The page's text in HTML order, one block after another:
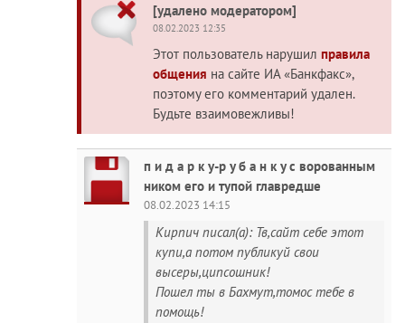
[удалено модератором]
08.02.2023 12:35
Этот пользователь нарушил правила
общения на сайте ИА «Банкфакс»,
поэтому его комментарий удален.
Будьте взаимовежливы!
п и д а р к у-р у б а н к у с ворованным
ником его и тупой главредше
08.02.2023 14:15
Кирпич писал(а): Тв,сайт себе этот
купи,а потом публикуй свои
высеры,ципсошник!
Пошел ты в Бахмут,томос тебе в
помощь!